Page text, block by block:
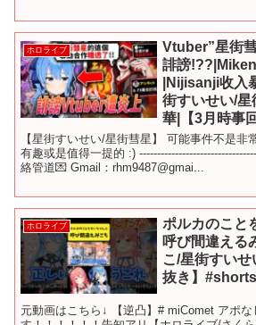
ホロライブ
Vtuber”星街
誹謗
|Nijisanji收入
街すいせい/
華|【3月時事
【星街すいせい/星街彗星】 可能事件不是非
有趣或是值得一提的 :)
絡管道💌 Gmail：rhm9487@gmai...
ホロライブ
ポルカのこと
呼び間違える
こ/星街すいせ
抜き】#shorts
元動画はこちら↓ 【逆凸】# miComet アポな